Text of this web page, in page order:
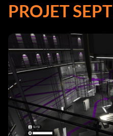
PROJET SEPT